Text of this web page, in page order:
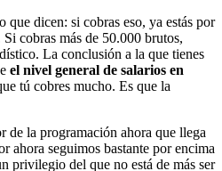
que dicen: si cobras eso, ya estás por
cobras más de 50.000 brutos,
La conclusión a la que tienes
el nivel general de salarios en
tú cobres mucho. Es que la
de la programación ahora que llega
ahora seguimos bastante por encima
privilegio del que no está de más ser